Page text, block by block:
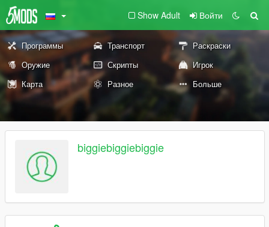
Show Adult Войти
Программы Транспорт
Раскраски
Оружие
Скрипты
Игрок
Карта
Разное Больше
biggiebiggiebiggie